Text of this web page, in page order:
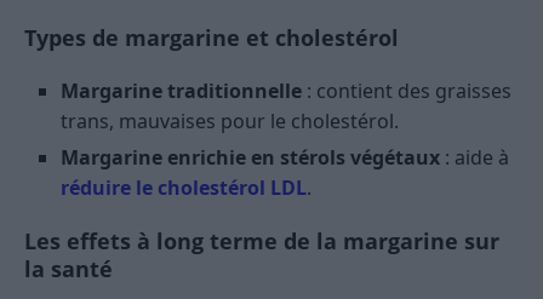
Types de margarine et cholestérol
Margarine traditionnelle : contient des graisses
trans, mauvaises pour le cholestérol.
Margarine enrichie en stérols végétaux : aide à
réduire le cholestérol LDL.
Les effets à long terme de la margarine sur
la santé